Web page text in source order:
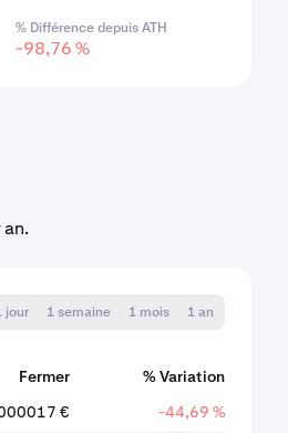
% Différence depuis ATH
-98,76 %
jour 1 semaine 1 mois 1 an
Fermer
% Variation
€ -44,69 %